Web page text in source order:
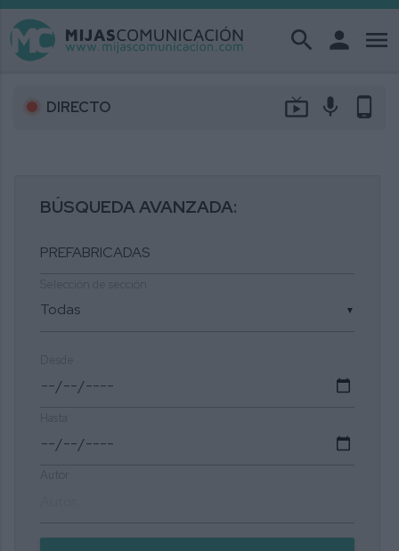
search person menu
DIRECTO live_tv mic phone_android
BÚSQUEDA AVANZADA:
▼